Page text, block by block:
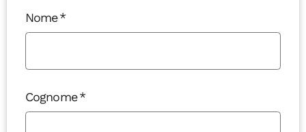
Nome
Cognome